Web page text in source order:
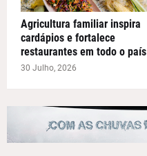
Agricultura familiar inspira
cardápios e fortalece
restaurantes em todo o país
30 Julho, 2026